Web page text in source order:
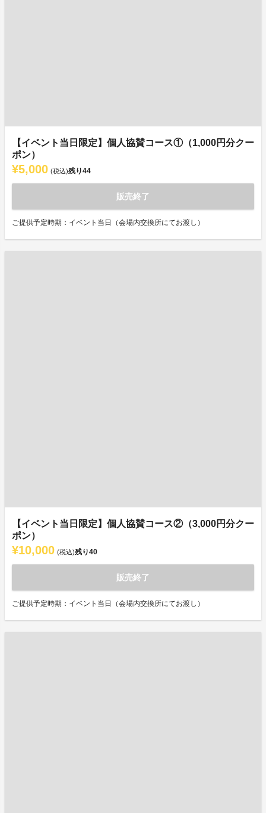
【イベント当日限定】個人協賛コース①（1,000円分クー
ポン）
¥5,000 (税込)残り44
販売終了
ご提供予定時期：イベント当日（会場内交換所にてお渡し）
【イベント当日限定】個人協賛コース②（3,000円分クー
ポン）
¥10,000 (税込)残り40
販売終了
ご提供予定時期：イベント当日（会場内交換所にてお渡し）